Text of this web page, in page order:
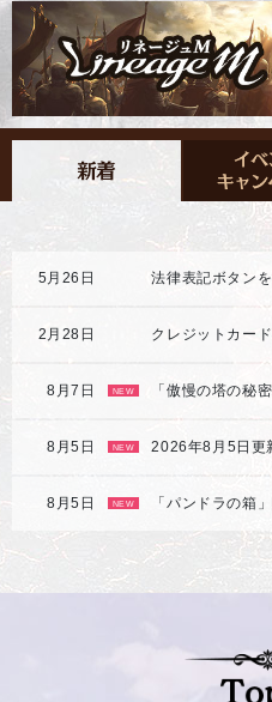
5月26日 法律表記ボタン
2月28日
8月7日 NEW 「傲慢の塔の秘
8月5日 NEW 2026年8月5日更
8月5日 NEW 「パンドラの箱